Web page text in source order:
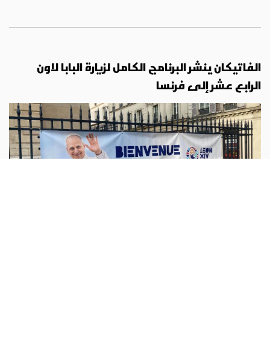
الفاتيكان ينشر البرنامج الكامل لزيارة البابا لاون
الرابع عشر إلى فرنسا